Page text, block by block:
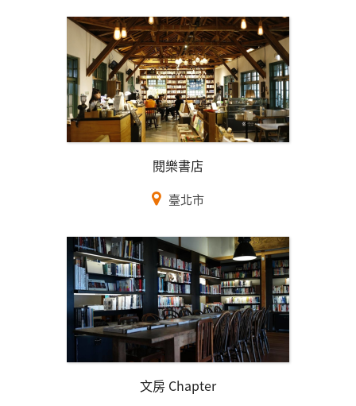
閱樂書店
臺北市
文房 Chapter